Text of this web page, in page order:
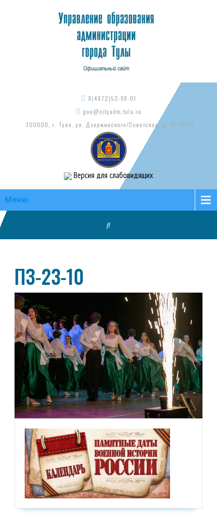
8(4872)52-98-01
guo@cityadm.tula.ru
300000, г. Тула, ул. Дзержинского/Советская, д. 15-17/73
Версия для слабовидящих
Меню
ПЗ-23-10